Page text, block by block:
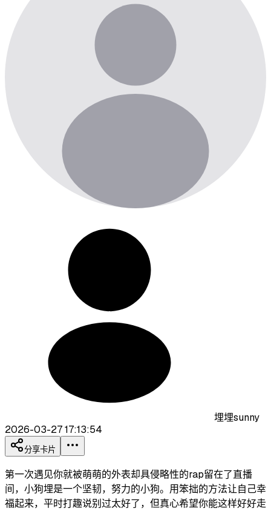
埋埋sunny
2026-03-27 17:13:54
分享卡片
第一次遇见你就被萌萌的外表却具侵略性的rap留在了直播
间，小狗埋是一个坚韧，努力的小狗。用笨拙的方法让自己幸
福起来，平时打趣说别过太好了，但真心希望你能这样好好走